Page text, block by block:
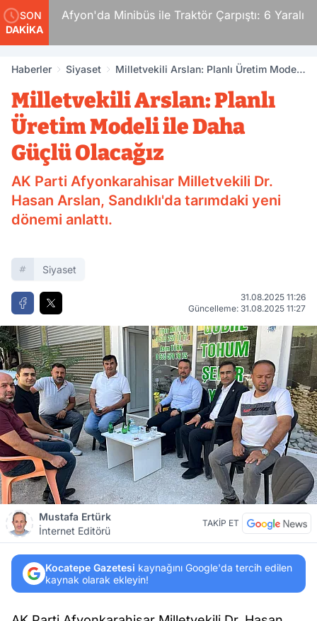
SON
DAKİKA
Afyon'da Minibüs ile Traktör Çarpıştı: 6 Yaralı
Haberler Siyaset
Milletvekili Arslan: Planlı Üretim Modeli
Milletvekili Arslan: Planlı
Üretim Modeli ile Daha
Güçlü Olacağız
AK Parti Afyonkarahisar Milletvekili Dr.
Hasan Arslan, Sandıklı'da tarımdaki yeni
dönemi anlattı.
Siyaset
31.08.2025 11:26
Güncelleme: 31.08.2025 11:27
Mustafa Ertürk
İnternet Editörü
TAKİP ET
Kocatepe Gazetesi kaynağını Google'da tercih edilen
kaynak olarak ekleyin!